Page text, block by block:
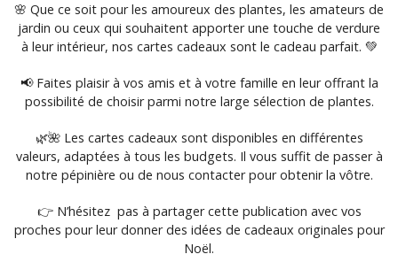
🌸 Que ce soit pour les amoureux des plantes, les amateurs de
jardin ou ceux qui souhaitent apporter une touche de verdure
à leur intérieur, nos cartes cadeaux sont le cadeau parfait. 💚
📢 Faites plaisir à vos amis et à votre famille en leur offrant la
possibilité de choisir parmi notre large sélection de plantes.
🌿🌺 Les cartes cadeaux sont disponibles en différentes
valeurs, adaptées à tous les budgets. Il vous suffit de passer à
notre pépinière ou de nous contacter pour obtenir la vôtre.
👉 N’hésitez pas à partager cette publication avec vos
proches pour leur donner des idées de cadeaux originales pour
Noël.